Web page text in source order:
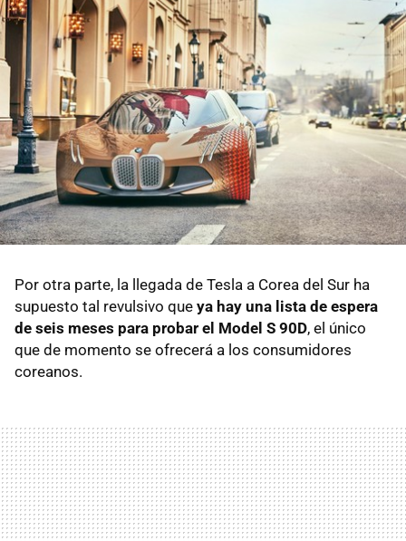
Por otra parte, la llegada de Tesla a Corea del Sur ha
supuesto tal revulsivo que ya hay una lista de espera
de seis meses para probar el Model S 90D, el único
que de momento se ofrecerá a los consumidores
coreanos.